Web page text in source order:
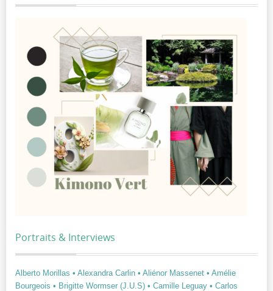
Portraits & Interviews
Alberto Morillas • Alexandra Carlin • Aliénor Massenet • Amélie
Bourgeois • Brigitte Wormser (J.U.S) • Camille Leguay • Carlos